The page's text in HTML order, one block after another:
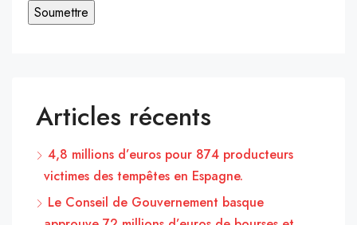
Articles récents
4,8 millions d’euros pour 874 producteurs
victimes des tempêtes en Espagne.
Le Conseil de Gouvernement basque